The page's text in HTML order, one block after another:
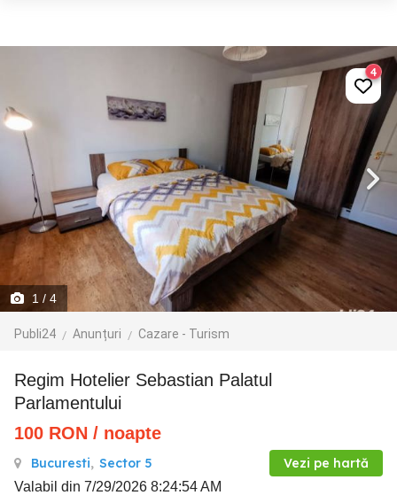
1 / 4
Publi24 Anunțuri Cazare - Turism
4
Regim Hotelier Sebastian Palatul
Parlamentului
100 RON / noapte
Bucuresti, Sector 5 Vezi pe hartă
Valabil din 7/29/2026 8:24:54 AM